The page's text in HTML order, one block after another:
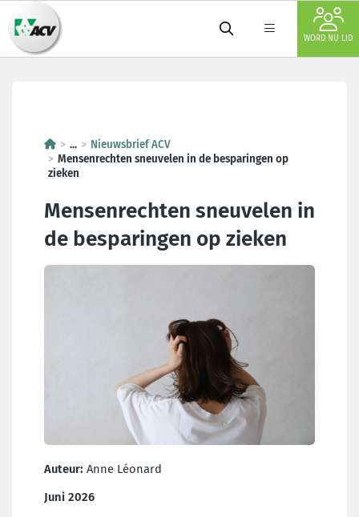
WORD NU LID
...
Nieuwsbrief ACV
Mensenrechten sneuvelen in de besparingen op
zieken
Mensenrechten sneuvelen in
de besparingen op zieken
Auteur: Anne Léonard
Juni 2026